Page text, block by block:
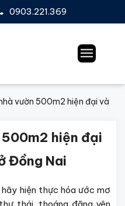
0903.221.369
vườn 500m2 hiện đại và
hiện đại
Đồng Nai
ãy hiện thực hóa ước mơ